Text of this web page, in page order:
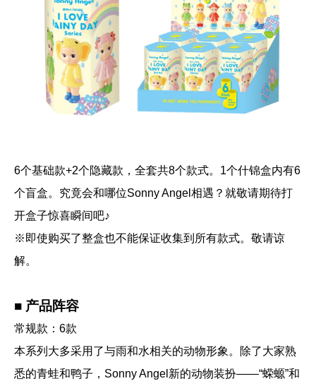
6个基础款+2个隐藏款，全套共8个款式。1个什锦盒内有6
个盲盒。究竟会和哪位Sonny Angel相遇？就敬请期待打
开盒子惊喜瞬间吧♪
※即使购买了整盒也不能保证收集到所有款式。敬请谅
解。
■ 产品阵容
常规款：6款
本系列大多采用了与雨和水相关的动物形象。除了大家熟
悉的青蛙和鸭子，Sonny Angel新的动物装扮——“蝾螈”和